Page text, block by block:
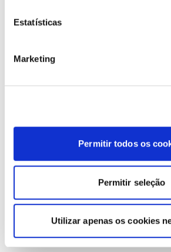
Estatísticas
Marketing
Permitir todos os
Permitir seleção
Utilizar apenas os cookies